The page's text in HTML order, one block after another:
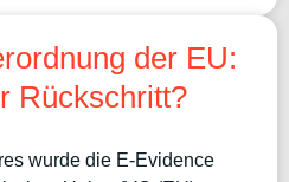
der EU:
Rückschritt?
wurde die E-Evidence